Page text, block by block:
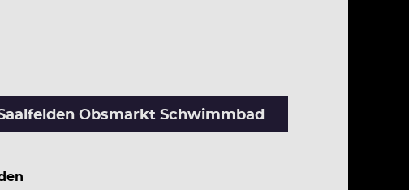
Obsmarkt Schwimmbad